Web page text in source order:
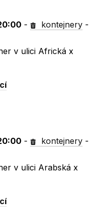
- kontejnery -
v ulici Africká x
- kontejnery -
v ulici Arabská x